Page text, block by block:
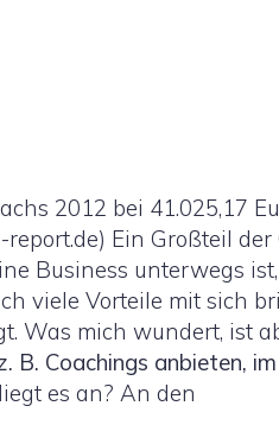
2012 bei 41.025,17
Ein Großteil der
Business unterwegs
viele Vorteile mit sich
Was mich wundert, ist
B. Coachings anbieten,
es an? An den